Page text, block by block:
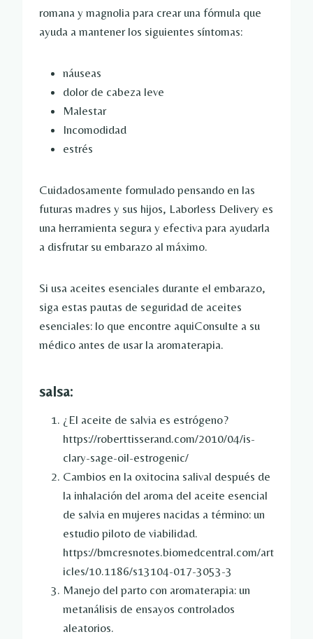
romana y magnolia para crear una fórmula que
ayuda a mantener los siguientes síntomas:
náuseas
dolor de cabeza leve
Malestar
Incomodidad
estrés
Cuidadosamente formulado pensando en las
futuras madres y sus hijos, Laborless Delivery es
una herramienta segura y efectiva para ayudarla
a disfrutar su embarazo al máximo.
Si usa aceites esenciales durante el embarazo,
siga estas pautas de seguridad de aceites
esenciales: lo que encontre aquiConsulte a su
médico antes de usar la aromaterapia.
salsa:
¿El aceite de salvia es estrógeno?
https://roberttisserand.com/2010/04/is-
clary-sage-oil-estrogenic/
Cambios en la oxitocina salival después de
la inhalación del aroma del aceite esencial
de salvia en mujeres nacidas a término: un
estudio piloto de viabilidad.
https://bmcresnotes.biomedcentral.com/art
icles/10.1186/s13104-017-3053-3
Manejo del parto con aromaterapia: un
metanálisis de ensayos controlados
aleatorios.